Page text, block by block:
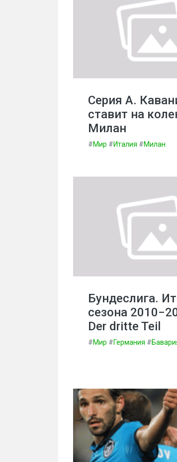
Серия А.
ставит на
Милан
#Мир #Италия #Милан
Бундеслига.
сезона
Der dritte Teil
#Мир #Германия #